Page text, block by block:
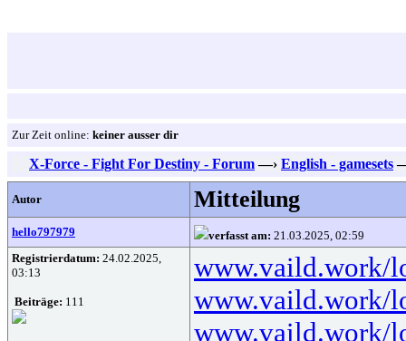
Zur Zeit online: keiner ausser dir
X-Force - Fight For Destiny - Forum —› English - gamesets
Autor Mitteilung
hello797979 verfasst am: 21.03.2025, 02:59
Registrierdatum: 24.02.2025,
03:13
Beiträge: 111
www.vaild.work/
www.vaild.work/
www.vaild.work/